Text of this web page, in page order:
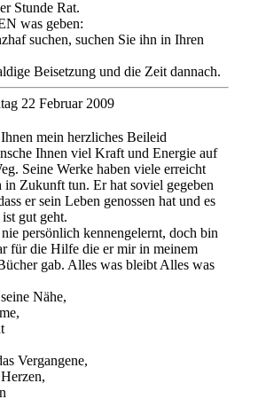
Stunde Rat.
was geben:
suchen, suchen Sie ihn in Ihren
Beisetzung und die Zeit dannach.
22 Februar 2009
mein herzliches Beileid
Ihnen viel Kraft und Energie auf
Seine Werke haben viele erreicht
in Zukunft tun. Er hat soviel gegeben
er sein Leben genossen hat und es
gut geht.
persönlich kennengelernt, doch bin
für die Hilfe die er mir in meinem
gab. Alles was bleibt Alles was
Nähe,
Vergangene,